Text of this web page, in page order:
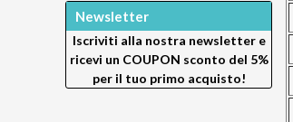
Newsletter
Iscriviti alla nostra newsletter e
ricevi un COUPON sconto del 5%
per il tuo primo acquisto!